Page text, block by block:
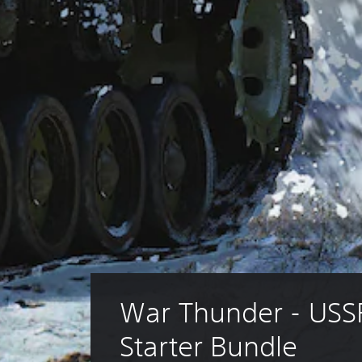
War Thunder -
Starter Bundle